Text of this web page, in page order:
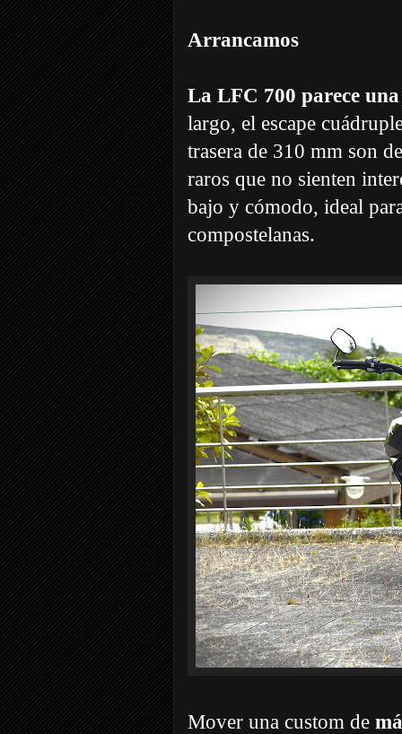
Arrancamos
La LFC 700 parece
largo, el escape
trasera de 310 mm son
raros que no sienten
bajo y cómodo, ideal
compostelanas.
Mover una custom de